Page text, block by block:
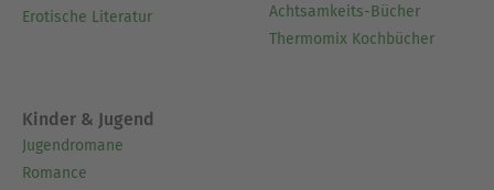
Erotische Literatur
Achtsamkeits-Bücher
Thermomix Kochbücher
Kinder & Jugend
Jugendromane
Romance